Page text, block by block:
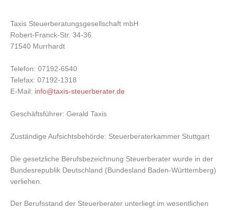
Taxis Steuerberatungsgesellschaft mbH
Robert-Franck-Str. 34-36
71540 Murrhardt
Telefon: 07192-6540
Telefax: 07192-1318
E-Mail: info@taxis-steuerberater.de
Geschäftsführer: Gerald Taxis
Zuständige Aufsichtsbehörde: Steuerberaterkammer Stuttgart
Die gesetzliche Berufsbezeichnung Steuerberater wurde in der
Bundesrepublik Deutschland (Bundesland Baden-Württemberg)
verliehen.
Der Berufsstand der Steuerberater unterliegt im wesentlichen